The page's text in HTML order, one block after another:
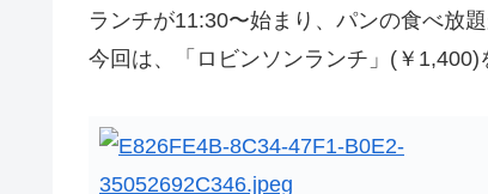
ランチが11:30〜始まり、パンの食べ放題
今回は、「ロビンソンランチ」(￥1,400)